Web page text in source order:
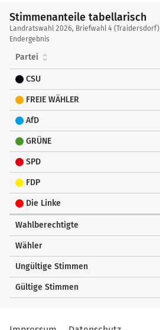
Stimmenanteile tabellarisch
Stimmenanteile
tabellarisch
Landratswahl 2026, Briefwahl 4 (Traidersdorf)
Endergebnis
Partei
CSU
FREIE WÄHLER
AfD
GRÜNE
SPD
FDP
Die Linke
Wahlberechtigte
Wähler
Ungültige Stimmen
Gültige Stimmen